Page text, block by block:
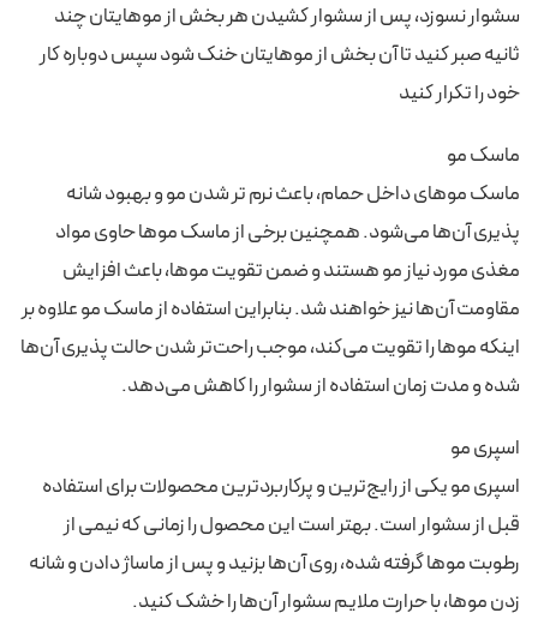
سشوار نسوزد، پس از سشوار کشیدن هر بخش از موهایتان چند
ثانیه صبر کنید تا آن بخش از موهایتان خنک شود سپس دوباره کار
خود را تکرار کنید
ماسک مو
ماسک موهای داخل حمام، باعث نرم تر شدن مو و بهبود شانه
پذیری آن‌ها می‌شود. همچنین برخی از ماسک موها حاوی مواد
مغذی مورد نیاز مو هستند و ضمن تقویت موها، باعث افزایش
مقاومت آن‌ها نیز خواهند شد. بنابراین استفاده از ماسک مو علاوه بر
اینکه موها را تقویت می‌کند، موجب راحت‌‌تر شدن حالت پذیری آن‌ها
شده و مدت زمان استفاده از سشوار را کاهش می‌دهد.
اسپری مو
اسپری‌ مو یکی از رایج‌ترین و پرکاربردترین محصولات برای استفاده
قبل از سشوار است. بهتر است این محصول را زمانی که نیمی از
رطوبت موها گرفته شده، روی آن‌ها بزنید و پس از ماساژ دادن و شانه
زدن موها، با حرارت ملایم سشوار آن‌ها را خشک کنید.